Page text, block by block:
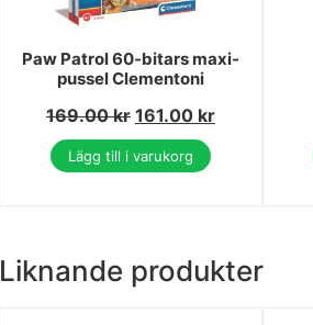
Paw Patrol 60-bitars maxi-
pussel Clementoni
169.00kr 161.00 kr
Lägg till i varukorg
Liknande produkter